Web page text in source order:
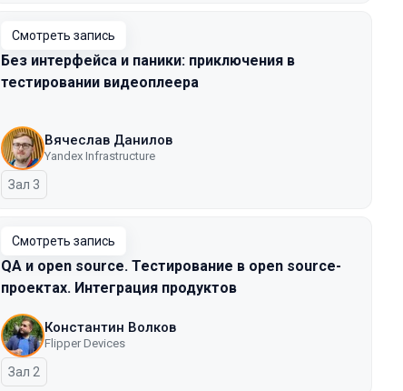
Смотреть запись
Без интерфейса и паники: приключения в
тестировании видеоплеера
Вячеслав Данилов
Yandex Infrastructure
Зал 3
Смотреть запись
QA и open source. Тестирование в open source-
проектах. Интеграция продуктов
Константин Волков
Flipper Devices
Зал 2